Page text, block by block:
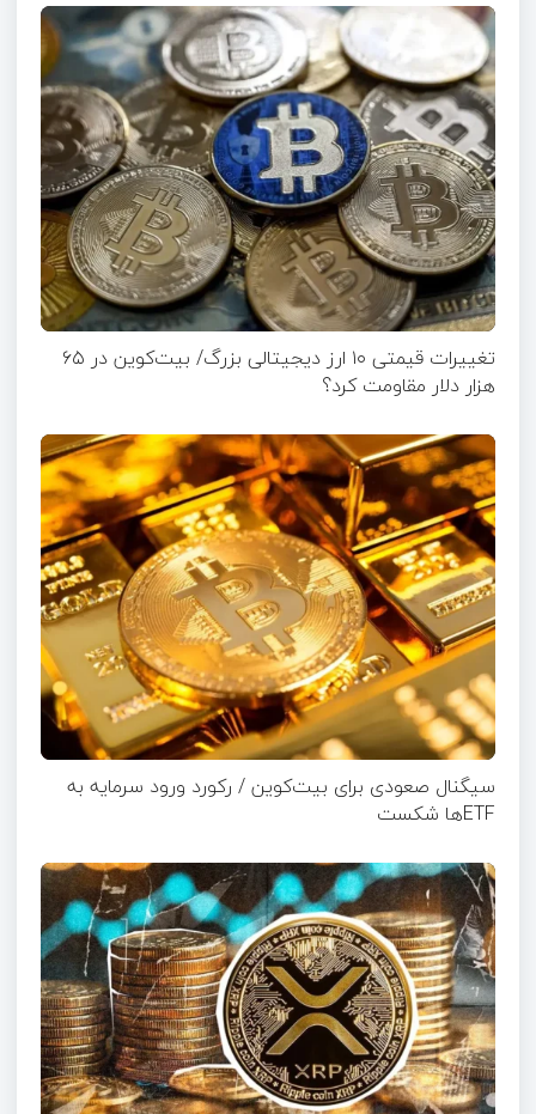
تغییرات قیمتی ۱۰ ارز دیجیتالی بزرگ/ بیت‌کوین در ۶۵
هزار دلار مقاومت کرد؟
سیگنال صعودی برای بیت‌کوین / رکورد ورود سرمایه به
ETFها شکست